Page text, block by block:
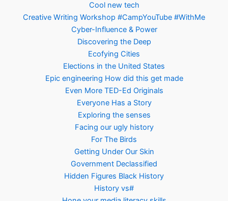
Cool new tech
Creative Writing Workshop #CampYouTube #WithMe
Cyber-Influence & Power
Discovering the Deep
Ecofying Cities
Elections in the United States
Epic engineering How did this get made
Even More TED-Ed Originals
Everyone Has a Story
Exploring the senses
Facing our ugly history
For The Birds
Getting Under Our Skin
Government Declassified
Hidden Figures Black History
History vs#